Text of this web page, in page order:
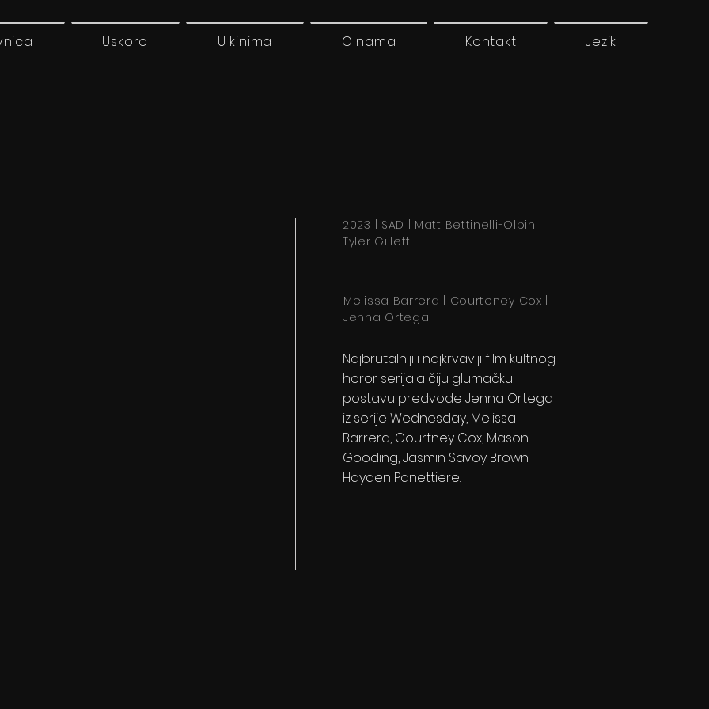
Uskoro U kinima O nama Kontakt Jezik
2023 | SAD | Matt Bettinelli-Olpin |
Tyler Gillett
Melissa Barrera | Courteney Cox |
Jenna Ortega
Najbrutalniji i najkrvaviji film kultnog
horor serijala čiju glumačku
postavu predvode Jenna Ortega
iz serije Wednesday, Melissa
Barrera, Courtney Cox, Mason
Gooding, Jasmin Savoy Brown i
Hayden Panettiere.